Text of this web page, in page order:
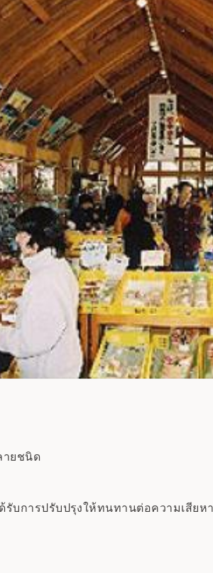
ายชนิด
บการปรับปรุงให้ทนทานต่อความเสียห